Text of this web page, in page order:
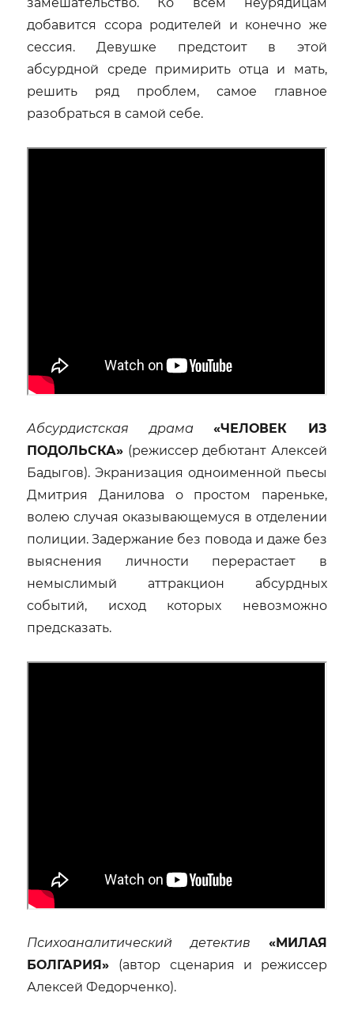
добавится ссора родителей и конечно же
сессия. Девушке предстоит в этой
абсурдной среде примирить отца и мать,
решить ряд проблем, самое главное
разобраться в самой себе.
Абсурдистская драма
«ЧЕЛОВЕК ИЗ
ПОДОЛЬСКА» (режиссер дебютант Алексей
Бадыгов). Экранизация одноименной пьесы
Дмитрия Данилова о простом пареньке,
волею случая оказывающемуся в отделении
полиции. Задержание без повода и даже без
выяснения личности перерастает в
немыслимый аттракцион абсурдных
событий, исход которых невозможно
предсказать.
Психоаналитический детектив «МИЛАЯ
БОЛГАРИЯ» (автор сценария и режиссер
Алексей Федорченко).